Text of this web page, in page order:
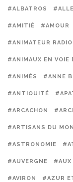
#ALBATROS
#AMITIÉ #AMOUR
#ANIMATEUR RADIO
#ANIMAUX EN VOIE
#ANIMÉS #ANNE
#ANTIQUITÉ
#ARCACHON
#ARTISANS DU
#ASTRONOMIE
#AUVERGNE #AUX
#AVIRON #AZUR